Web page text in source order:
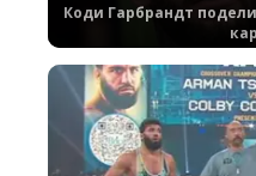
Коди Гарбрандт